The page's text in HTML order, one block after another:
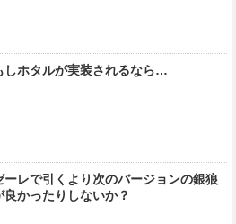
しホタルが実装されるなら…
ーレで引くより次のバージョンの銀狼
良かったりしないか？